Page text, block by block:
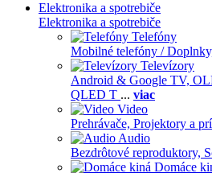
Elektronika a spotrebiče
Elektronika a spotrebiče
Telefóny
Mobilné telefóny /
Televízory
Android & Google TV,
QLED T ... viac
Video
Prehrávače, Projektory a
Audio
Bezdrôtové reproduktory,
Domáce